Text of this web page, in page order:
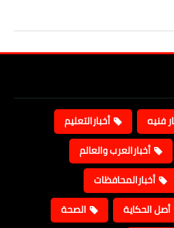
فنيه
أخبارالتعليم
أخبارالعرب والعالم
أخبارالمحافظات
أصل الحكاية
الصحة